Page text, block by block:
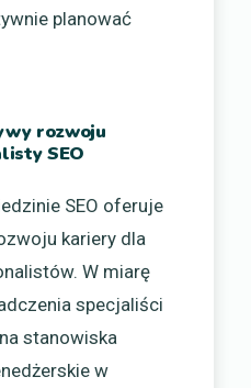
planować
rozwoju
SEO
SEO oferuje
kariery dla
W miarę
specjaliści
stanowiska
w